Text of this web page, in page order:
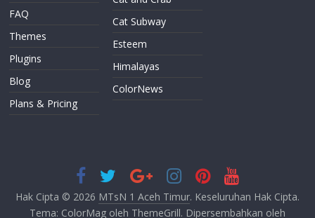
FAQ
Themes
Plugins
Blog
Plans & Pricing
Cat Subway
Esteem
Himalayas
ColorNews
Hak Cipta © 2026 MTsN 1 Aceh Timur. Keseluruhan Hak Cipta.
Tema: ColorMagoleh ThemeGrill. Dipersembahkan oleh